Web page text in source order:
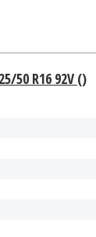
50 R16 92V ()